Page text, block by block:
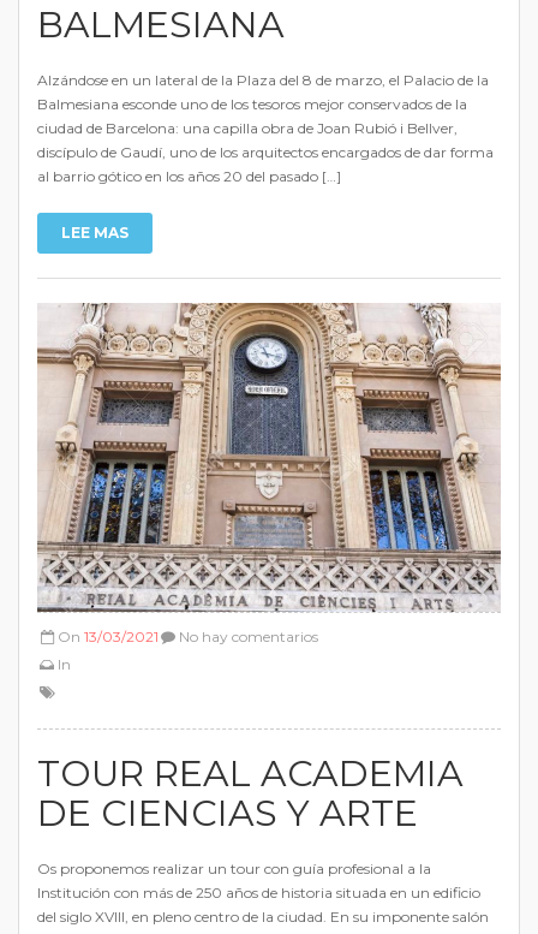
BALMESIANA
Alzándose en un lateral de la Plaza del 8 de marzo, el Palacio de la
Balmesiana esconde uno de los tesoros mejor conservados de la
ciudad de Barcelona: una capilla obra de Joan Rubió i Bellver,
discípulo de Gaudí, uno de los arquitectos encargados de dar forma
al barrio gótico en los años 20 del pasado […]
LEE MAS
On 13/03/2021
In
No hay comentarios
TOUR REAL ACADEMIA
DE CIENCIAS Y ARTE
Os proponemos realizar un tour con guía profesional a la
Institución con más de 250 años de historia situada en un edificio
del siglo XVIII, en pleno centro de la ciudad. En su imponente salón